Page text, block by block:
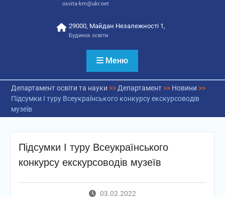
osvita-km@ukr.net
29000, Майдан Незалежності 1,
Будинок освіти
Меню
Департамент освіти та науки >> Департамент>> Новини >>
Підсумки І туру Всеукраїнського конкурсу екскурсоводів
музеїв
Підсумки І туру Всеукраїнського
конкурсу екскурсоводів музеїв
03.02.2022